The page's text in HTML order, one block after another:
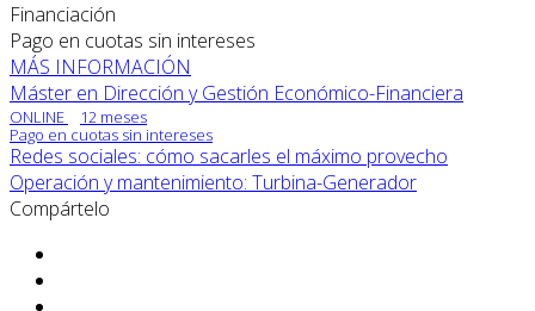
Financiación
Pago en cuotas sin intereses
MÁS INFORMACIÓN
Máster en Dirección y Gestión Económico-Financiera
ONLINE
12 meses
Pago en cuotas sin intereses
Redes sociales: cómo sacarles el máximo provecho
Operación y mantenimiento: Turbina-Generador
Compártelo